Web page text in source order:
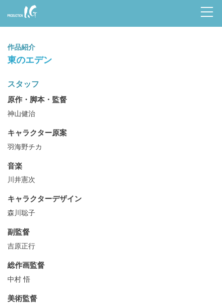
Prod
uctio
n I.G
作品紹介
東のエデン
スタッフ
原作・脚本・監督
神山健治
キャラクター原案
羽海野チカ
音楽
川井憲次
キャラクターデザイン
森川聡子
副監督
吉原正行
総作画監督
中村 悟
美術監督